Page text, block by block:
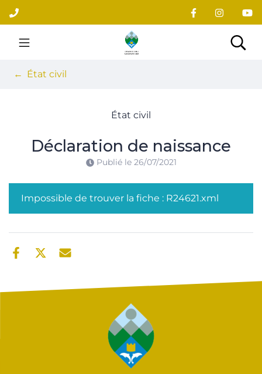
Aller
au
contenu
Site officiel du village
État civil
État civil
Déclaration de naissance
Publié le 26/07/2021
Impossible de trouver la fiche : R24621.xml